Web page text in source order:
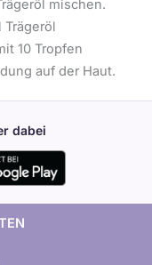
mischen.
Trägeröl
10 Tropfen
auf der Haut.
dabei